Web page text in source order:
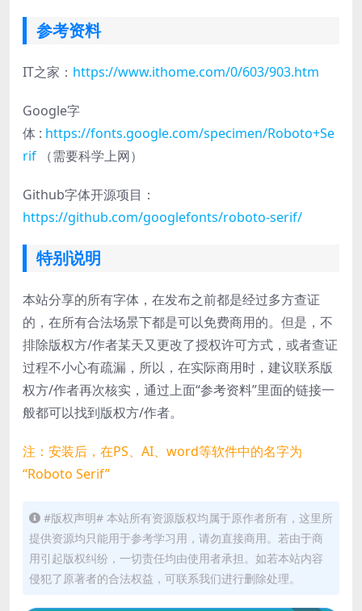
参考资料
IT之家： https://www.ithome.com/0/603/903.htm
Google字
体 : https://fonts.google.com/specimen/Roboto+Se
rif （需要科学上网）
Github字体开源项目：
https://github.com/googlefonts/roboto-serif/
特别说明
本站分享的所有字体，在发布之前都是经过多方查证
的，在所有合法场景下都是可以免费商用的。但是，不
排除版权方/作者某天又更改了授权许可方式，或者查证
过程不小心有疏漏，所以，在实际商用时，建议联系版
权方/作者再次核实，通过上面“参考资料”里面的链接一
般都可以找到版权方/作者。
注：安装后，在PS、AI、word等软件中的名字为
“Roboto Serif”
#版权声明# 本站所有资源版权均属于原作者所有，这里所
提供资源均只能用于参考学习用，请勿直接商用。若由于商
用引起版权纠纷，一切责任均由使用者承担。如若本站内容
侵犯了原著者的合法权益，可联系我们进行删除处理。